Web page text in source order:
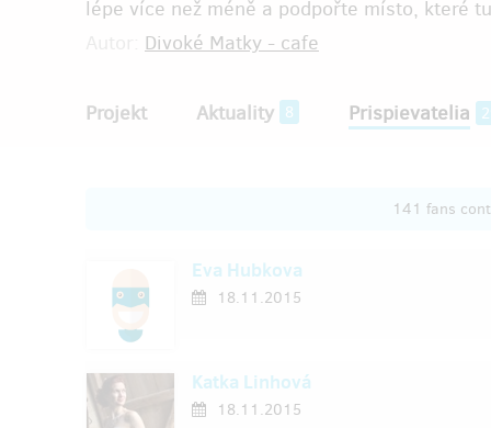
lépe více než méně a podpořte místo, které
Divoké Matky - cafe
Projekt Aktuality 8 Prispievatelia
141 fans
Eva Hubkova
18.11.2015
Katka Linhová
18.11.2015